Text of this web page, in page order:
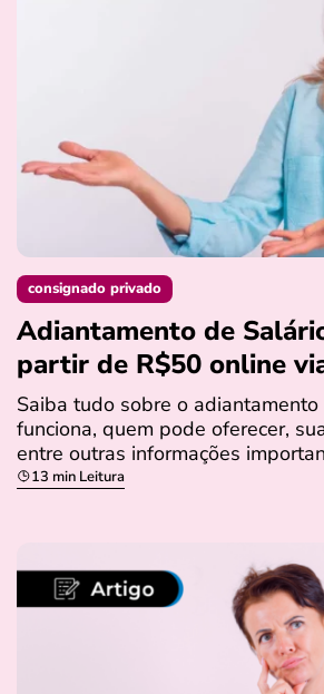
consignado privado
Adiantamento de
partir de R$50 online
Saiba tudo sobre o
funciona, quem pode oferecer,
entre outras informações
13 min Leitura